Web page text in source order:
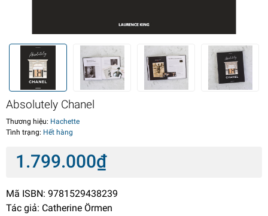
Absolutely Chanel
Thương hiệu: Hachette
Tình trạng: Hết hàng
1.799.000₫
Mã ISBN: 9781529438239
Tác giả: Catherine Örmen